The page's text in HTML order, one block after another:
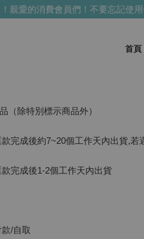
親愛的消費會員們！不要忘記使用
首頁
（除特別標示商品外）
款完成後約7~20個工作天內出貨,
款完成後1-2個工作天內出貨
/自取